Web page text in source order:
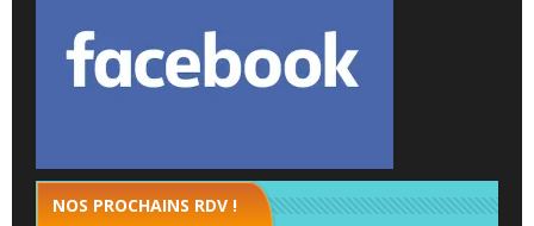
NOS PROCHAINS RDV !